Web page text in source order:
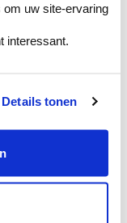
uw site-ervaring
interessant.
Details tonen
sur la